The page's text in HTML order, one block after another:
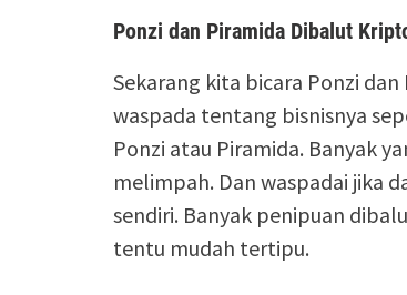
Ponzi dan Piramida Dibalut
Sekarang kita bicara Ponzi
waspada tentang bisnisnya
Ponzi atau Piramida. Banyak
melimpah. Dan waspadai jika
sendiri. Banyak penipuan
tentu mudah tertipu.